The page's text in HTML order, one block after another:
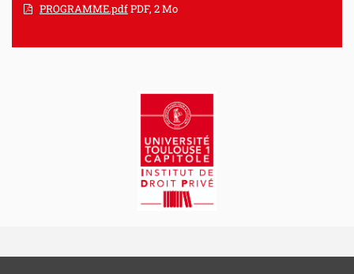
PROGRAMME.pdfPDF, 2 Mo